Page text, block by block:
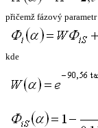
přičemž fázový parametr
kde